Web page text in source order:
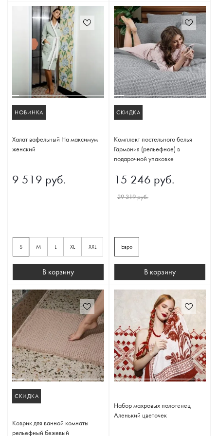
НОВИНКА
Халат вафельный На максимум
женский
9 519 руб.
S M L XL XXL
В корзину
СКИДКА
Комплект постельного белья
Гармония (рельефное) в
подарочной упаковке
15 246 руб.
29 319 руб.
Евро
В корзину
СКИДКА
Коврик для ванной комнаты
рельефный бежевый
Набор махровых полотенец
Аленький цветочек